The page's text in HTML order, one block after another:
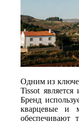
Одним из
Tissot
Бренд
кварцевые и
обеспечивают